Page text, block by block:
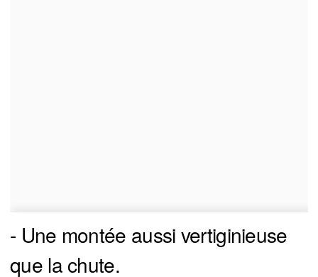
- Une montée aussi vertiginieuse
que la chute.